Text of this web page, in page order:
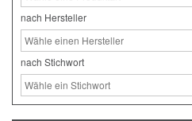
nach Hersteller
nach Stichwort